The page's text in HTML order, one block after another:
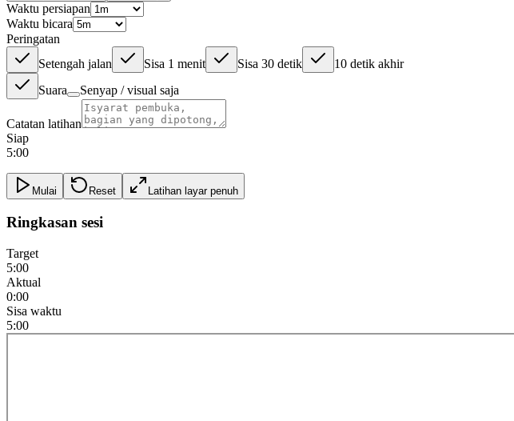
Waktu persiapan
Waktu bicara
Peringatan
Setengah jalan
Sisa 1 menit Sisa 30 detik
10 detik akhir
Suara
Senyap / visual saja
Catatan latihan
Siap
5:00
Mulai Reset Latihan layar penuh
Ringkasan sesi
Target
5:00
Aktual
0:00
Sisa waktu
5:00